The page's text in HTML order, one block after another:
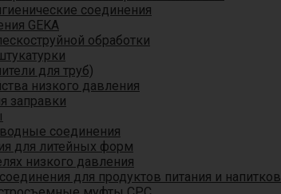
соединения
GEKA
обработки
для труб)
низкого давления
заправки
соединения
для литейных форм
низкого давления
для продуктов питания и напитков